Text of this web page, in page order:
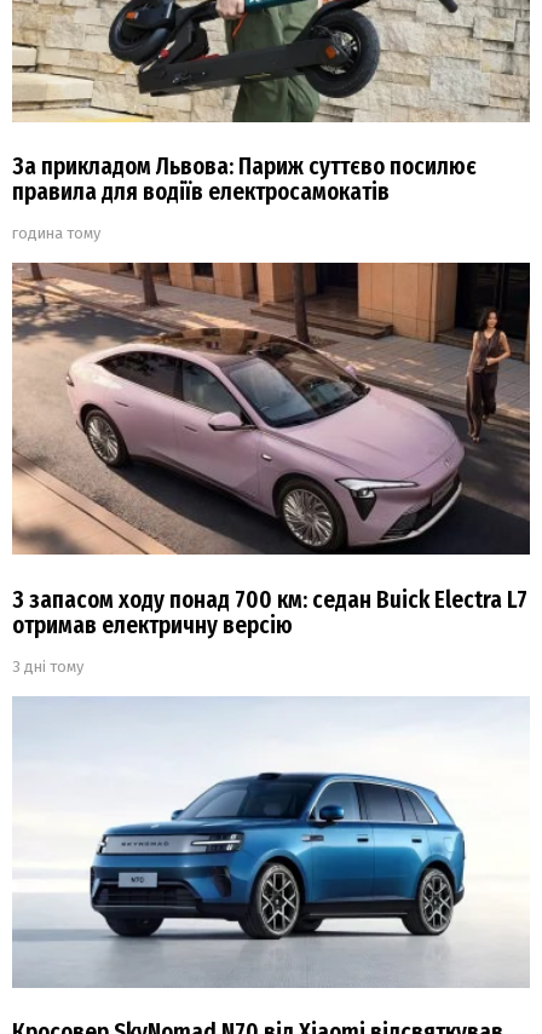
За прикладом Львова: Париж суттєво посилює
правила для водіїв електросамокатів
година тому
З запасом ходу понад 700 км: седан Buick Electra L7
отримав електричну версію
3 дні тому